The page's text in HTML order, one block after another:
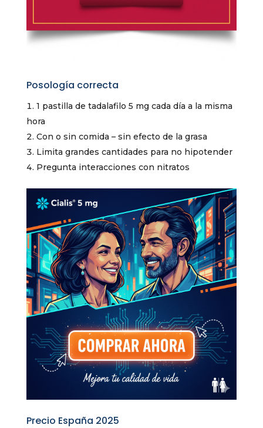
Posología correcta
1 pastilla de tadalafilo 5 mg cada día a la misma
hora
Con o sin comida – sin efecto de la grasa
Limita grandes cantidades para no hipotender
Pregunta interacciones con nitratos
Precio España 2025